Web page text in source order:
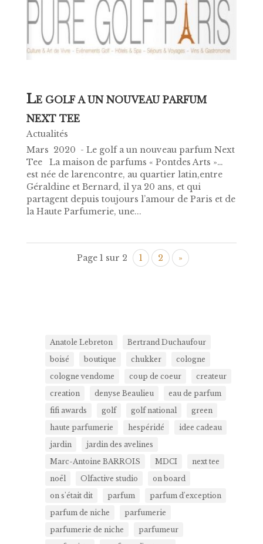
LE GOLF A UN NOUVEAU PARFUM
NEXT TEE
Actualités
Mars 2020 - Le golf a un nouveau parfum Next
Tee La maison de parfums « Pontdes Arts »…
est née de larencontre, au quartier latin,entre
Géraldine et Bernard, il ya 20 ans, et qui
partagent depuis toujours l’amour de Paris et de
la Haute Parfumerie, une...
Page 1 sur 2 1 2 »
Anatole Lebreton
Bertrand Duchaufour
boisé
boutique chukker
cologne
cologne vendome
coup de coeur
createur
creation
denyse Beaulieu
eau de parfum
fifi awards
golf golf national
green
haute parfumerie
hespéridé
idee cadeau
jardin
jardin des avelines
Marc-Antoine BARROIS
MDCI
next tee
noël
Olfactive studio
on board
on s'était dit
parfum
parfum d'exception
parfum de niche
parfumerie
parfumerie de niche
parfumeur